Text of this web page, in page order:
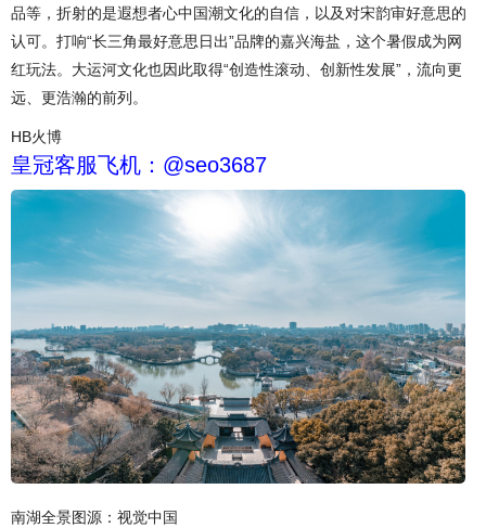
品等，折射的是遐想者心中国潮文化的自信，以及对宋韵审好意思的
认可。打响“长三角最好意思日出”品牌的嘉兴海盐，这个暑假成为网
红玩法。大运河文化也因此取得“创造性滚动、创新性发展”，流向更
远、更浩瀚的前列。
HB火博
皇冠客服飞机：@seo3687
南湖全景图源：视觉中国